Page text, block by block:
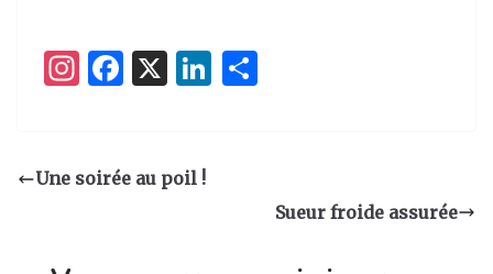
I
a
F
e
X
Li
er
Une soirée au poil !
Sueur froide assurée